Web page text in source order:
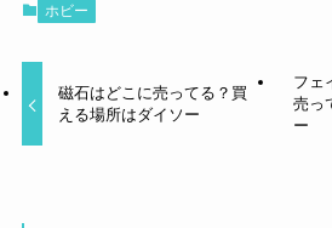
ホビー
磁石はどこに売ってる？買
える場所はダイソー
フェ
売っ
ー